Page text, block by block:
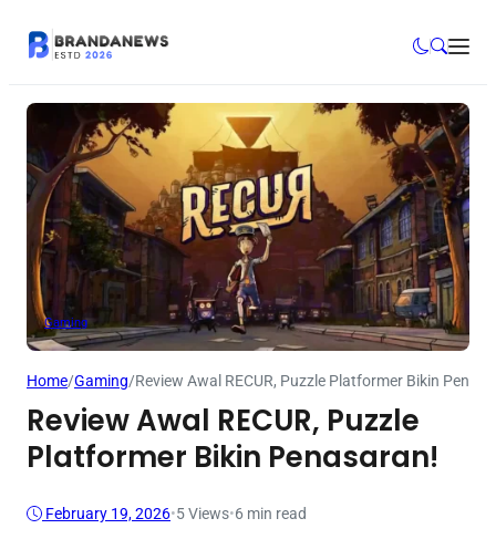
Gaming
Home/Gaming/Review Awal RECUR, Puzzle Platformer Bikin
Review Awal RECUR, Puzzle
Platformer Bikin Penasaran!
February 19, 2026•5Views•6 min read